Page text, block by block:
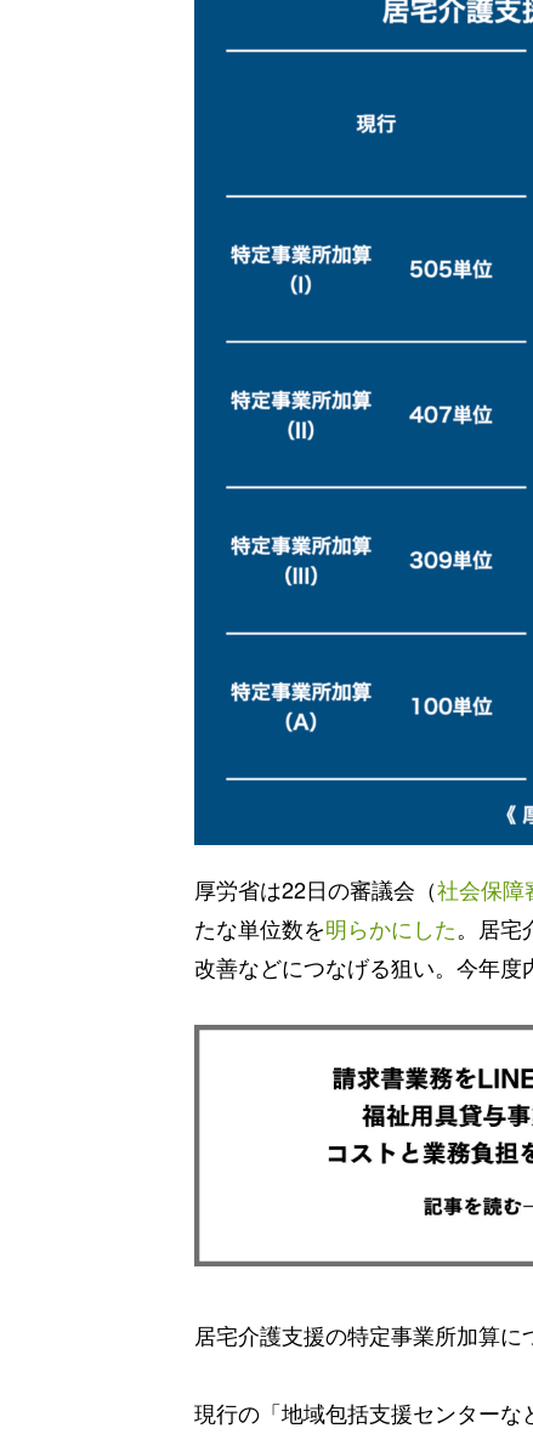
厚労省は22日の審議会（社会保障
たな単位数を明らかにした。居宅
改善などにつなげる狙い。今年度
居宅介護支援の特定事業所加算に
現行の「地域包括支援センターな